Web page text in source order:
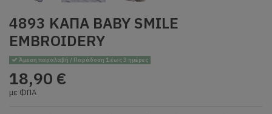
4893 ΚΑΠΑ BABY SMILE
EMBROIDERY
Άμεση παραλαβή / Παράδοση 1 έως 3 ημέρες
18,90 €
με ΦΠΑ